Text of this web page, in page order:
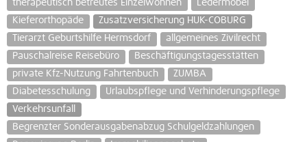
therapeutisch betreutes Einzelwohnen
Ledermöbel
Kieferorthopäde
Zusatzversicherung HUK-COBURG
Tierarzt Geburtshilfe Hermsdorf
allgemeines Zivilrecht
Pauschalreise Reisebüro
Beschäftigungstagesstätten
private Kfz-Nutzung Fahrtenbuch
ZUMBA
Diabetesschulung
Urlaubspflege und Verhinderungspflege
Verkehrsunfall
Begrenzter Sonderausgabenabzug Schulgeldzahlungen